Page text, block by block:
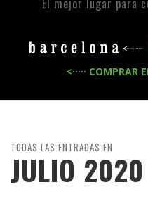
El mejor lugar para
<····· COMPRAR
TODAS LAS ENTRADAS EN
JULIO 2020